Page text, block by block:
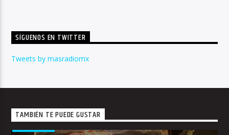
SÍGUENOS EN TWITTER
Tweets by masradiomx
TAMBIÉN TE PUEDE GUSTAR